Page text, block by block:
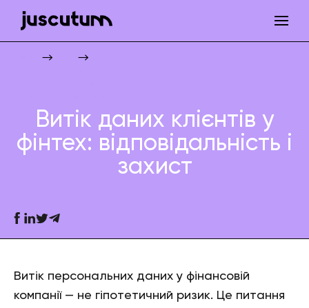
Витік даних клієнтів у
фінтех: відповідальність і
захист
Витік персональних даних у фінансовій
компанії — не гіпотетичний ризик. Це питання